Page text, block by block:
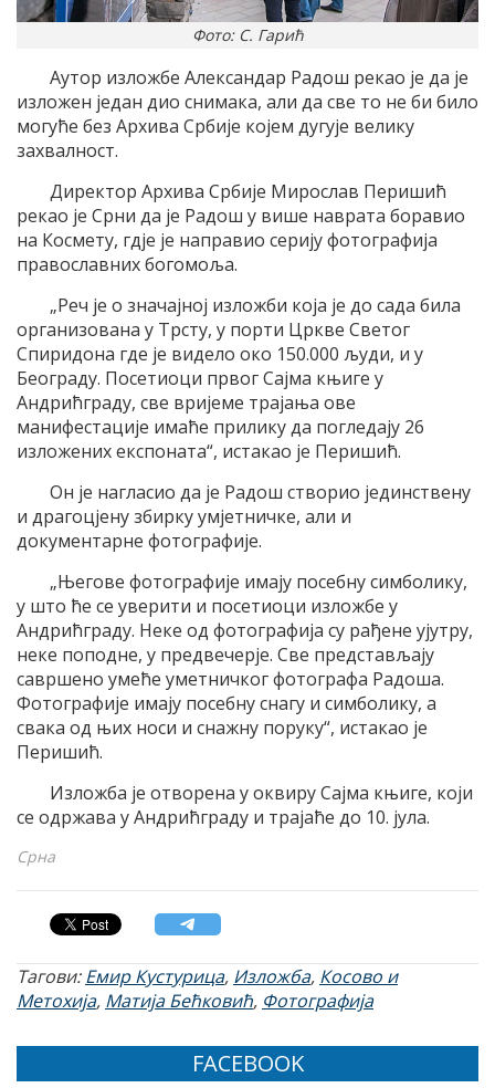
Фото: С. Гарић
Аутор изложбе Александар Радош рекао је да је
изложен један дио снимака, али да све то не би било
могуће без Архива Србије којем дугује велику
захвалност.
Директор Архива Србије Мирослав Перишић
рекао је Срни да је Радош у више наврата боравио
на Космету, гдје је направио серију фотографија
православних богомоља.
„Реч је о значајној изложби која је до сада била
организована у Трсту, у порти Цркве Светог
Спиридона где је видело око 150.000 људи, и у
Београду. Посетиоци првог Сајма књиге у
Андрићграду, све вријеме трајања ове
манифестације имаће прилику да погледају 26
изложених експоната“, истакао је Перишић.
Он је нагласио да је Радош створио јединствену
и драгоцјену збирку умјетничке, али и
документарне фотографије.
„Његове фотографије имају посебну симболику,
у што ће се уверити и посетиоци изложбе у
Андрићграду. Неке од фотографија су рађене ујутру,
неке поподне, у предвечерје. Све представљају
савршено умеће уметничког фотографа Радоша.
Фотографије имају посебну снагу и симболику, а
свака од њих носи и снажну поруку“, истакао је
Перишић.
Изложба је отворена у оквиру Сајма књиге, који
се одржава у Андрићграду и трајаће до 10. јула.
Срна
Тагови:Емир Кустурица, Изложба, Косово и
Метохија, Матија Бећковић, Фотографија
FACEBOOK